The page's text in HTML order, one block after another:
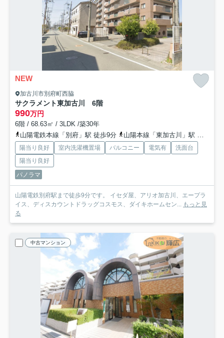
NEW
加古川市別府町西脇
サクラメント東加古川 6階
990万円
6階 / 68.63㎡ / 3LDK /築30年
山陽電鉄本線「別府」駅 徒歩9分
山陽本線「東加古川」駅 徒歩39分
陽当り良好 室内洗濯機置場 バルコニー 電気有
洗面台
陽当り良好
パノラマ
山陽電鉄別府駅まで徒歩9分です。 イセダ屋、アリオ加古川、エープラ
イス、ディスカウントドラッグコスモス、ダイキホームセン... もっと見
る
中古マンション